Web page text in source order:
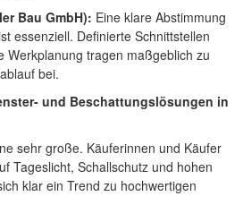
Bau GmbH): Eine klare Abstimmung
essenziell. Definierte Schnittstellen
Werkplanung tragen maßgeblich zu
bei.
und Beschattungslösungen in
sehr große. Käuferinnen und Käufer
Tageslicht, Schallschutz und hohen
klar ein Trend zu hochwertigen